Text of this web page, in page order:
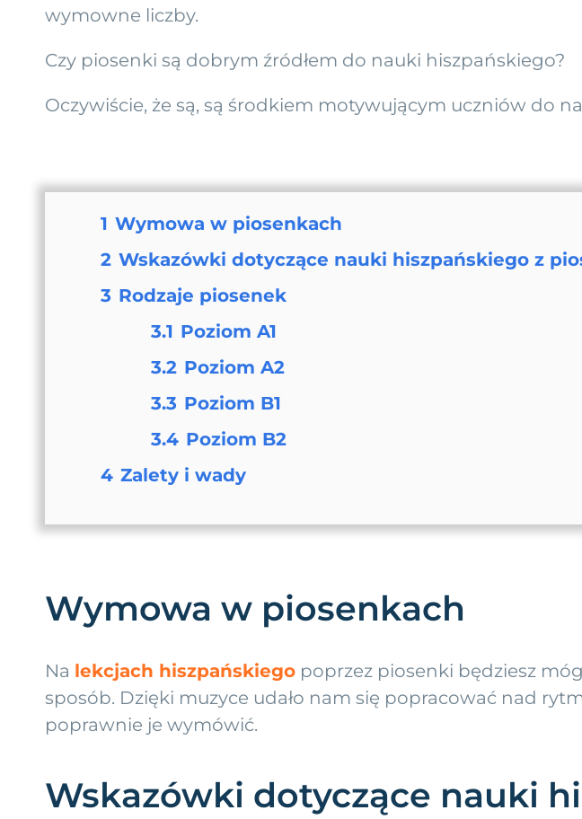
wymowne liczby.
Czy piosenki są dobrym źródłem do nauki hiszpańskiego?
Oczywiście, że są, są środkiem motywującym uczniów do
1 Wymowa w piosenkach
2 Wskazówki dotyczące nauki hiszpańskiego z
3 Rodzaje piosenek
3.1 Poziom A1
3.2 Poziom A2
3.3 Poziom B1
3.4 Poziom B2
4 Zalety i wady
Wymowa w piosenkach
Na lekcjach hiszpańskiego poprzez piosenki będziesz
sposób. Dzięki muzyce udało nam się popracować nad
poprawnie je wymówić.
Wskazówki dotyczące nauki